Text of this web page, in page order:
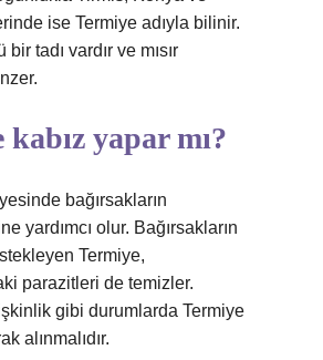
ise Termiye adıyla bilinir.
tadı vardır ve mısır
yapar mı?
bağırsakların
yardımcı olur. Bağırsakların
Termiye,
parazitleri de temizler.
gibi durumlarda Termiye
alınmalıdır.